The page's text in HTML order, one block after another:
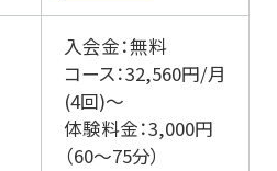
入会金：無料
コース：32,560円/月
(4回)～
体験料金：3,000円
（60～75分）